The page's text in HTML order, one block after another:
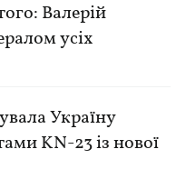
Валерій
усіх
Україну
KN-23 із нової